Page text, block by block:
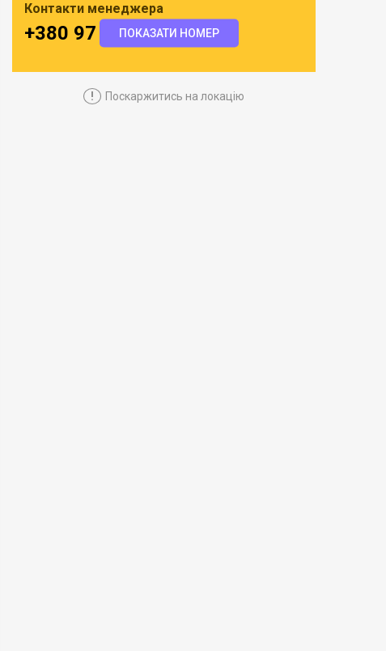
Контакти менеджера
+380 97 518 5183
ПОКАЗАТИ НОМЕР
! Поскаржитись на локацію